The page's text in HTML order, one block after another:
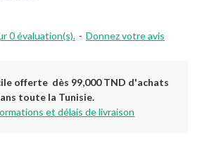
0 évaluation(s). - Donnez votre avis
offerte dès 99,000 TND d'achats
toute la Tunisie.
et délais de livraison